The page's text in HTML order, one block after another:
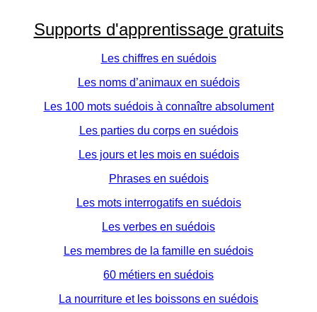
Supports d'apprentissage gratuits
Les chiffres en suédois
Les noms d’animaux en suédois
Les 100 mots suédois à connaître absolument
Les parties du corps en suédois
Les jours et les mois en suédois
Phrases en suédois
Les mots interrogatifs en suédois
Les verbes en suédois
Les membres de la famille en suédois
60 métiers en suédois
La nourriture et les boissons en suédois